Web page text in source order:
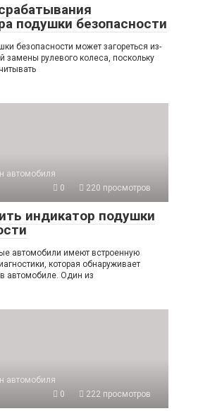
подушки безопасности
безопасности может загореться из-
замены рулевого колеса, поскольку
автомобиля
0
220 просмотров
индикатор подушки
автомобили имеют встроенную
которая обнаруживает
автомобиле. Один из
автомобиля
0
222 просмотров